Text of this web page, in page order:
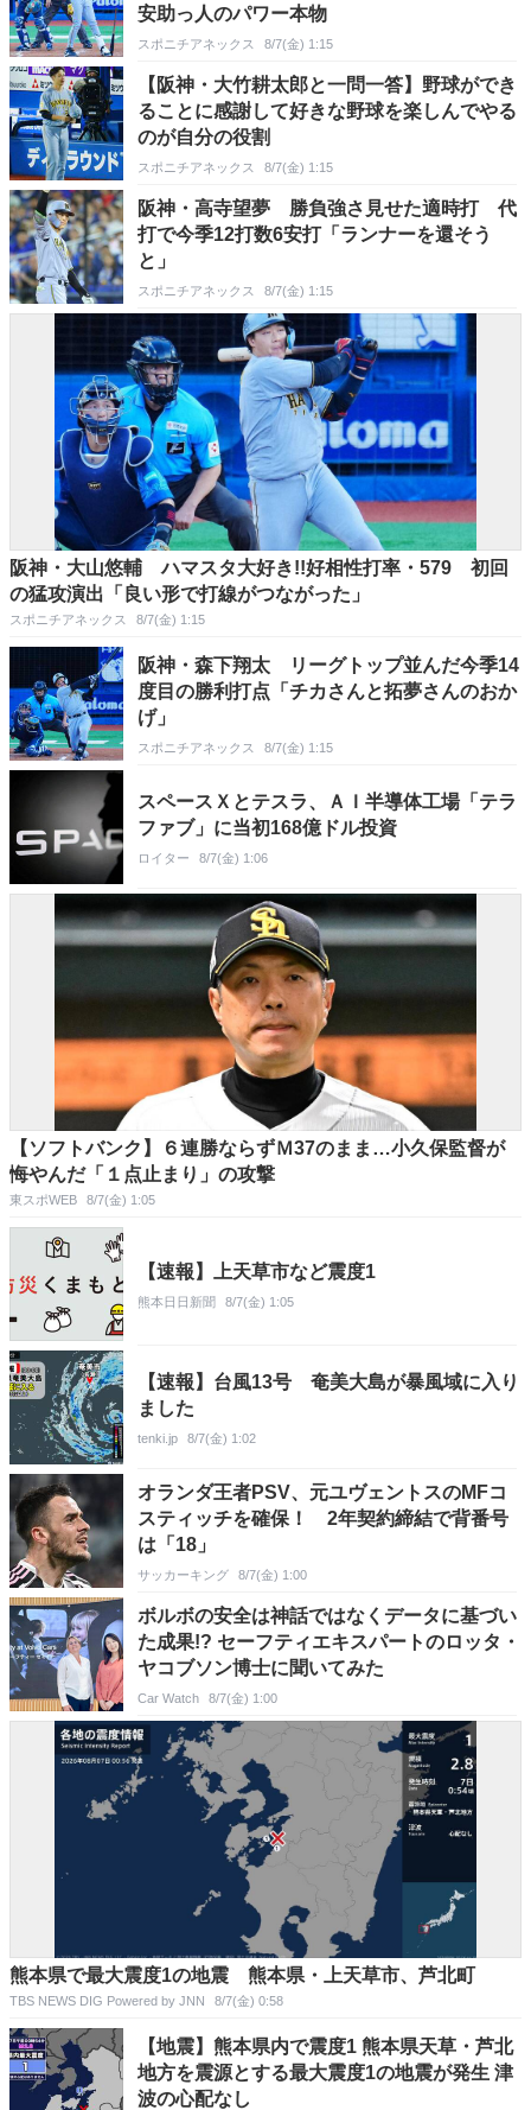
安助っ人のパワー本物
スポニチアネックス 8/7(金) 1:15
【阪神・大竹耕太郎と一問一答】野球ができ
ることに感謝して好きな野球を楽しんでやる
のが自分の役割
スポニチアネックス 8/7(金) 1:15
阪神・高寺望夢 勝負強さ見せた適時打 代
打で今季12打数6安打「ランナーを還そう
と」
スポニチアネックス 8/7(金) 1:15
阪神・大山悠輔 ハマスタ大好き!!好相性打率・579 初回
の猛攻演出「良い形で打線がつながった」
スポニチアネックス 8/7(金) 1:15
阪神・森下翔太 リーグトップ並んだ今季14
度目の勝利打点「チカさんと拓夢さんのおか
げ」
スポニチアネックス 8/7(金) 1:15
スペースＸとテスラ、ＡＩ半導体工場「テラ
ファブ」に当初168億ドル投資
ロイター 8/7(金) 1:06
【ソフトバンク】６連勝ならずＭ37のまま…小久保監督が
悔やんだ「１点止まり」の攻撃
東スポWEB 8/7(金) 1:05
【速報】上天草市など震度1
熊本日日新聞 8/7(金) 1:05
【速報】台風13号 奄美大島が暴風域に入り
ました
tenki.jp 8/7(金) 1:02
オランダ王者PSV、元ユヴェントスのMFコ
スティッチを確保！ 2年契約締結で背番号
は「18」
サッカーキング 8/7(金) 1:00
ボルボの安全は神話ではなくデータに基づい
た成果!? セーフティエキスパートのロッタ・
ヤコブソン博士に聞いてみた
Car Watch 8/7(金) 1:00
熊本県で最大震度1の地震 熊本県・上天草市、芦北町
TBS NEWS DIG Powered by JNN 8/7(金) 0:58
【地震】熊本県内で震度1 熊本県天草・芦北
地方を震源とする最大震度1の地震が発生 津
波の心配なし